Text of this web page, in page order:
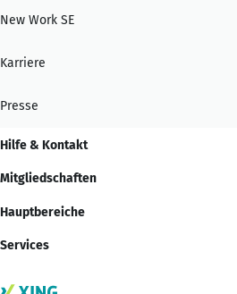
New Work SE
Karriere
Presse
Hilfe & Kontakt
Mitgliedschaften
Hauptbereiche
Services